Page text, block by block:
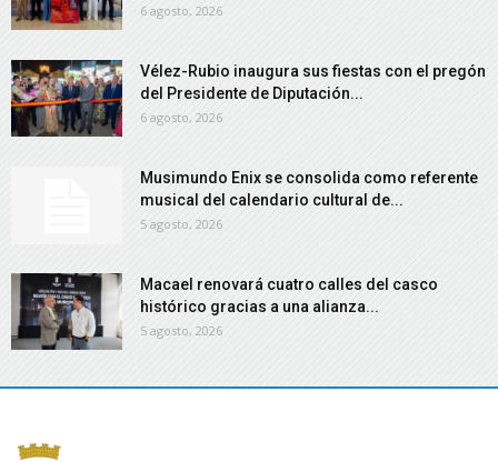
6 agosto, 2026
Vélez-Rubio inaugura sus fiestas con el pregón
del Presidente de Diputación...
6 agosto, 2026
Musimundo Enix se consolida como referente
musical del calendario cultural de...
5 agosto, 2026
Macael renovará cuatro calles del casco
histórico gracias a una alianza...
5 agosto, 2026